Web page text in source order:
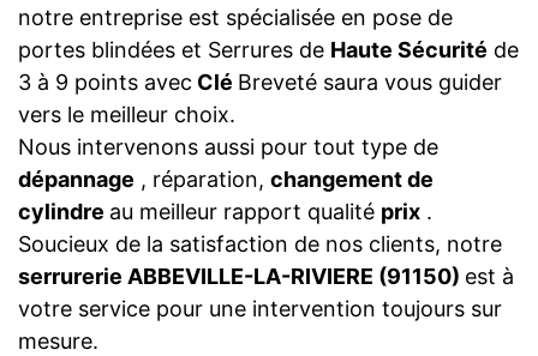
notre entreprise est spécialisée en pose de
portes blindées et Serrures de Haute Sécurité de
3 à 9 points avec Clé Breveté saura vous guider
vers le meilleur choix.
Nous intervenons aussi pour tout type de
dépannage , réparation, changement de
cylindre au meilleur rapport qualité prix .
Soucieux de la satisfaction de nos clients, notre
serrurerie ABBEVILLE-LA-RIVIERE (91150) est à
votre service pour une intervention toujours sur
mesure.